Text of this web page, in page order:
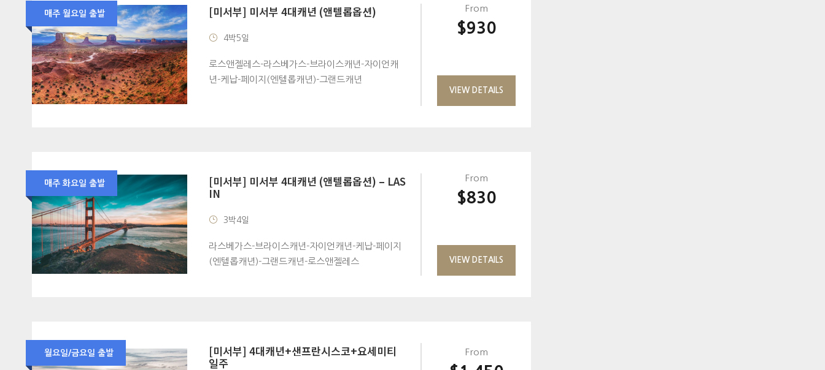
매주 월요일 출발 [미서부] 미서부 4대캐년 (앤텔롭옵션)
4박5일
로스앤젤레스-라스베가스-브라이스캐년-자이언캐
년-케납-페이지(엔텔롭캐년)-그랜드캐년
From
$930
VIEW DETAILS
매주 화요일 출발
[미서부] 미서부 4대캐년 (앤텔롭옵션) – LAS
IN
3박4일
라스베가스-브라이스캐년-자이언캐년-케납-페이지
(엔텔롭캐년)-그랜드캐년-로스앤젤레스
From
$830
VIEW DETAILS
월요일/금요일 출발
[미서부] 4대캐년+샌프란시스코+요세미티
일주
From